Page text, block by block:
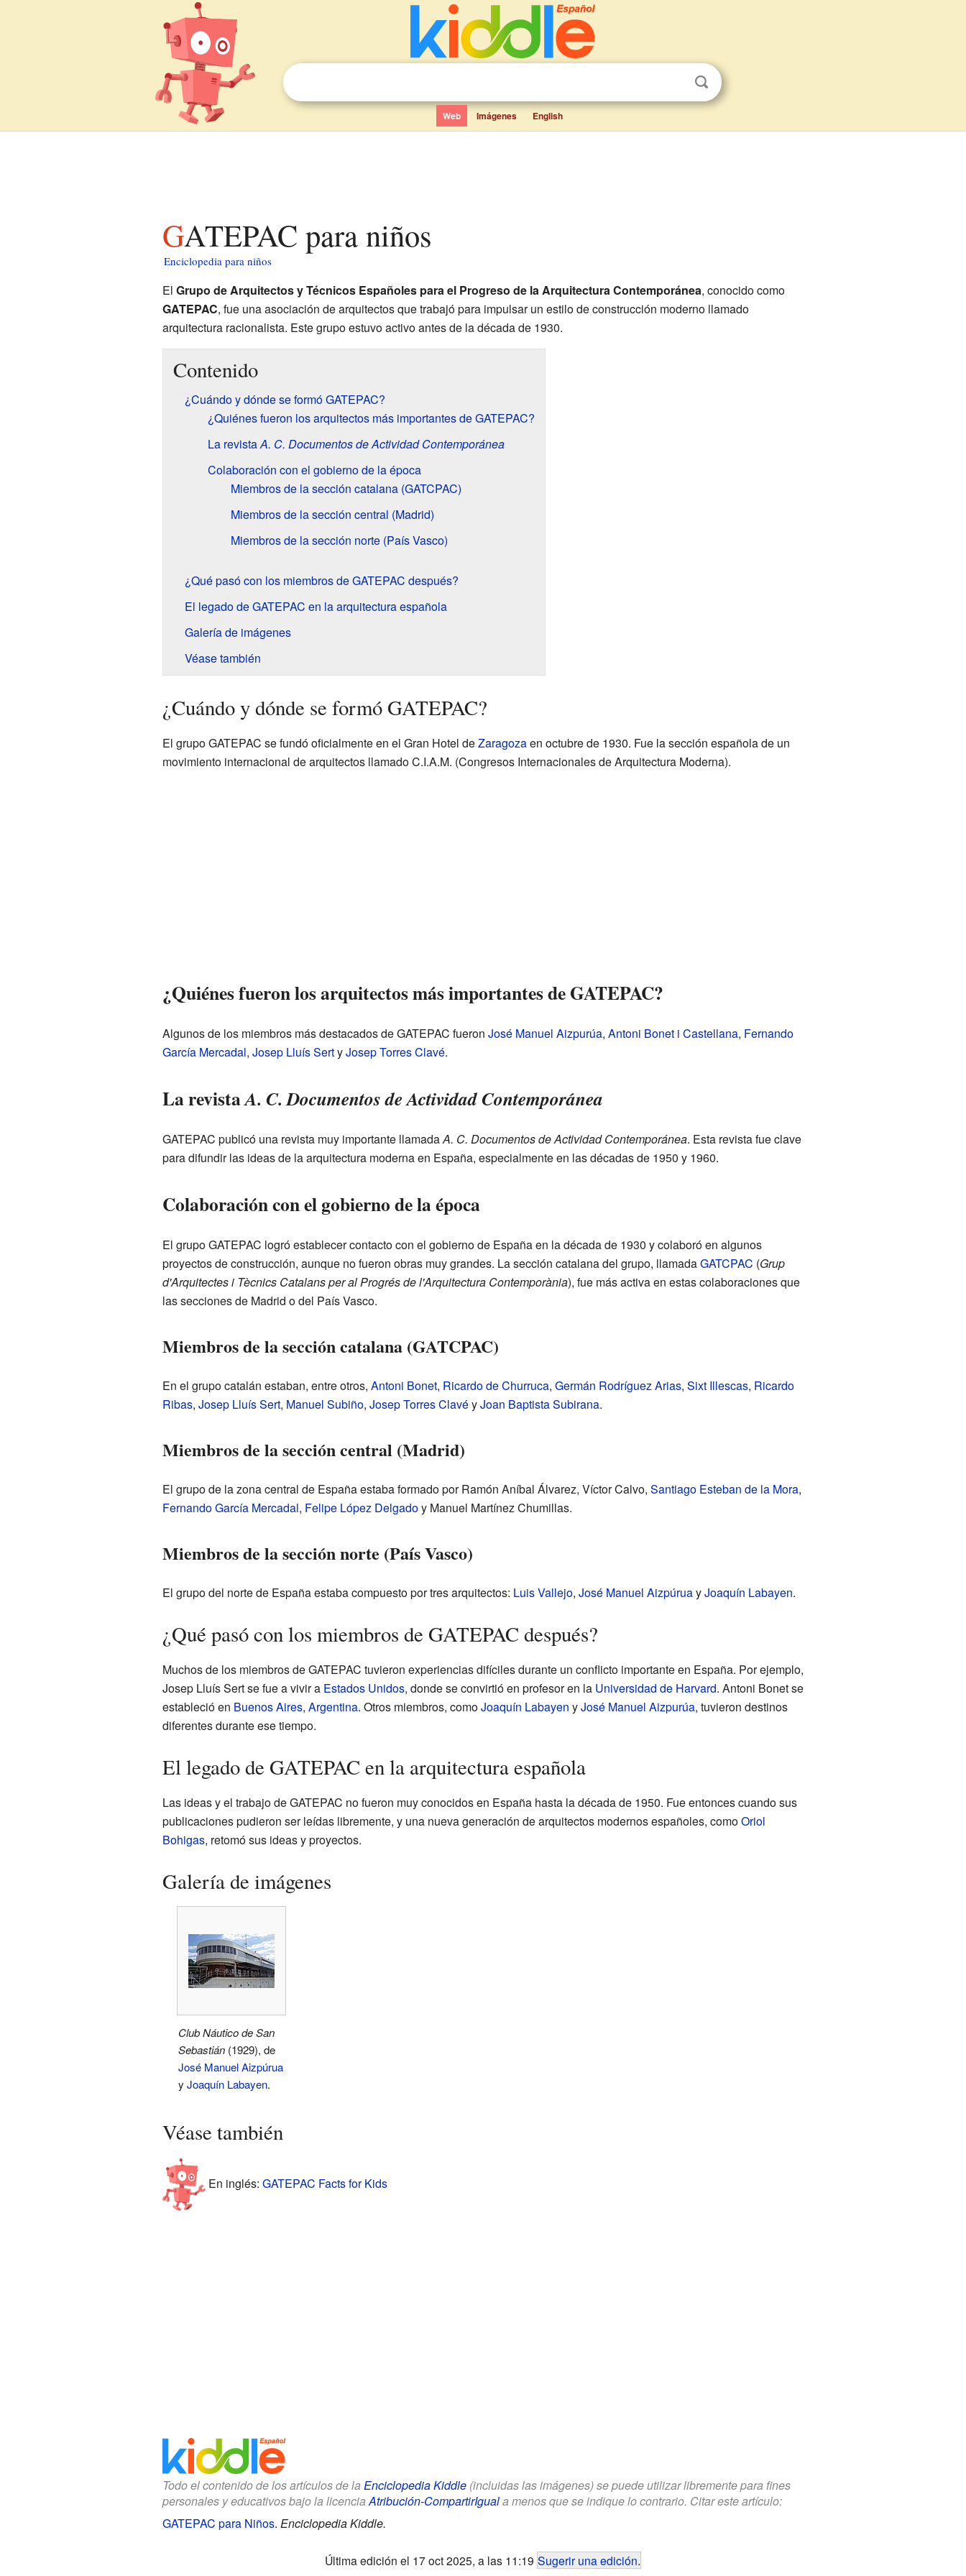
Web Imágenes English
GATEPAC para niños
Enciclopedia para niños
El Grupo de Arquitectos y Técnicos Españoles para el Progreso de la Arquitectura Contemporánea, conocido como
GATEPAC, fue una asociación de arquitectos que trabajó para impulsar un estilo de construcción moderno llamado
arquitectura racionalista. Este grupo estuvo activo antes de la década de 1930.
Contenido
¿Cuándo y dónde se formó GATEPAC?
¿Quiénes fueron los arquitectos más importantes de GATEPAC?
La revistaA. C. Documentos de Actividad Contemporánea
Colaboración con el gobierno de la época
Miembros de la sección catalana (GATCPAC)
Miembros de la sección central (Madrid)
Miembros de la sección norte (País Vasco)
¿Qué pasó con los miembros de GATEPAC después?
El legado de GATEPAC en la arquitectura española
Galería de imágenes
Véase también
¿Cuándo y dónde se formó GATEPAC?
El grupo GATEPAC se fundó oficialmente en el Gran Hotel deZaragozaen octubre de 1930. Fue la sección española de un
movimiento internacional de arquitectos llamado C.I.A.M. (Congresos Internacionales de Arquitectura Moderna).
¿Quiénes fueron los arquitectos más importantes de GATEPAC?
Algunos de los miembros más destacados de GATEPAC fueron José Manuel Aizpurúa, Antoni Bonet i Castellana, Fernando
García Mercadal, Josep Lluís SertyJosep Torres Clavé.
La revistaA. C. Documentos de Actividad Contemporánea
GATEPAC publicó una revista muy importante llamadaA. C. Documentos de Actividad Contemporánea. Esta revista fue clave
para difundir las ideas de la arquitectura moderna en España, especialmente en las décadas de 1950 y 1960.
Colaboración con el gobierno de la época
El grupo GATEPAC logró establecer contacto con el gobierno de España en la década de 1930 y colaboró en algunos
proyectos de construcción, aunque no fueron obras muy grandes. La sección catalana del grupo, llamadaGATCPAC (Grup
d'Arquitectes i Tècnics Catalans per al Progrés de l'Arquitectura Contemporània), fue más activa en estas colaboraciones que
las secciones de Madrid o del País Vasco.
Miembros de la sección catalana (GATCPAC)
En el grupo catalán estaban, entre otros, Antoni Bonet, Ricardo de Churruca, Germán Rodríguez Arias, Sixt Illescas, Ricardo
Ribas, Josep Lluís Sert, Manuel Subiño, Josep Torres ClavéyJoan Baptista Subirana.
Miembros de la sección central (Madrid)
El grupo de la zona central de España estaba formado por Ramón Aníbal Álvarez, Víctor Calvo, Santiago Esteban de la Mora,
Fernando García Mercadal, Felipe López Delgadoy Manuel Martínez Chumillas.
Miembros de la sección norte (País Vasco)
El grupo del norte de España estaba compuesto por tres arquitectos: Luis Vallejo, José Manuel AizpúruayJoaquín Labayen.
¿Qué pasó con los miembros de GATEPAC después?
Muchos de los miembros de GATEPAC tuvieron experiencias difíciles durante un conflicto importante en España. Por ejemplo,
Josep Lluís Sert se fue a vivir a Estados Unidos, donde se convirtió en profesor en la Universidad de Harvard. Antoni Bonet se
estableció en Buenos Aires, Argentina. Otros miembros, comoJoaquín Labayen yJosé Manuel Aizpurúa, tuvieron destinos
diferentes durante ese tiempo.
El legado de GATEPAC en la arquitectura española
Las ideas y el trabajo de GATEPAC no fueron muy conocidos en España hasta la década de 1950. Fue entonces cuando sus
publicaciones pudieron ser leídas libremente, y una nueva generación de arquitectos modernos españoles, comoOriol
Bohigas, retomó sus ideas y proyectos.
Galería de imágenes
Club Náutico de San
Sebastián(1929), de
José Manuel Aizpúrua
y Joaquín Labayen.
Véase también
En inglés: GATEPAC Facts for Kids
Todo el contenido de los artículos de la Enciclopedia Kiddle(incluidas las imágenes) se puede utilizar libremente para fines
personales y educativos bajo la licencia Atribución-CompartirIguala menos que se indique lo contrario. Citar este artículo:
GATEPAC para Niños. Enciclopedia Kiddle.
Última edición el 17 oct 2025, a las 11:19 Sugerir una edición.